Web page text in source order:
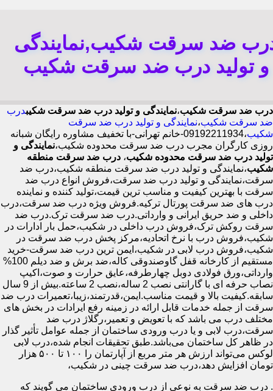
ضد سرقت شکیب,نمایندگی
و تولید درب ضد سرقت شکیب
درب ضد سرقت شکیب،نمایندگی و تولید درب ضد سرقت شکیبدرب
ضد سرقت شکیب،نمایندگی و تولید درب ضد سرقت
شکیب
،09192211934-خانم تهرانی-با تخفیف مشاوره رایگان شبانه
روزی کارگران مجرب درب ضد سرقت محدوده شکیب،نمایندگی و
تولید درب ضد سرقت محدوده شکیب، درب ضد سرقت منطقه
شکیب،نمایندگی و تولید درب ضد سرقت منطقه شکیب،درب ضد
سرقت،نمایندگی و تولید درب ضد سرقت،فروش انواع درب ضد
سرقت با بهترین کیفیت و مناسب ترین قیمت،تولید کننده و نماینده
درب های ضد سرقت پورتال ترکیه.فروش ویژه درب ضد سرقت،درب
داخلی و ضد حریق ایرانی و وارداتی.درب ضد سرقت ترک.درب ضد
سرقت روکش ترک،فروش درب داخلی در شکیب،حمل بار ادارات در
شکیب،فروش درب با نرخ اتحادیه،مرکز پخش درب ضد سرقت در
شکیب،فروش درب لابی در شکیب،ایمن ترین درب ضد سرقت-خرید
مستقیم از کارخانه قفل گاوصندوقی کاله،ضد برش و ضد دیلم 100%
وارداتی،ورق فولادی دوبل چهارطرفه،عایق حرارت و صوت،اکیپ
نصاب حرفه ای با گارانتی نصب 2 ساله،نصب 2 ساعته.بیش از 9 سال
سابقه.کیفیت بالا و قیمت مناسب.ایمن،قدرتمند،زیبا،تعمیرات درب ضد
سرقت از جمله خدمات قابل ارائه در زمینه رفع ایرادات در بخش های
مختلف درب می باشد که با تعویض و تعمیر،رگلاژ درب ضد
سرقت،درب لابی و یا درب ورودی ساختمان از جمله عوامل تأثیر گذار
در ظاهر کل ساختمان می‌باشد.طبق تحقیقات انجام شده،درب لابی
لوکس می‌تواند ارزش هر متر مربع از آپارتمان را ۱۰۰ تا ۵۰۰ هزار
تومان افزایش دهد،درب ضد سرقت چینی در شکیب،
. درب ضد سرقت به نوعی از درب ورودی ساختمان می گویند که